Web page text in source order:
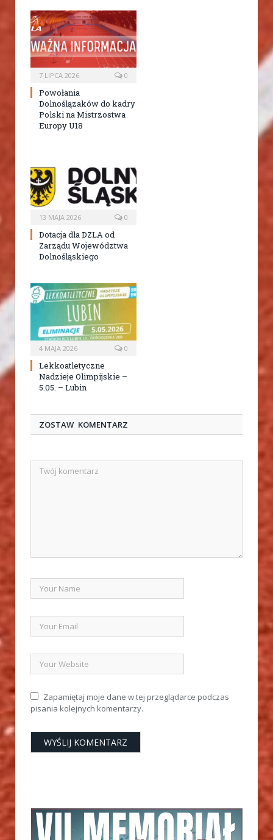
7 LIPCA 2026 0
Powołania
Dolnoślązaków do kadry
Polski na Mistrzostwa
Europy U18
13 MAJA 2026 0
Dotacja dla DZLA od
Zarządu Województwa
Dolnośląskiego
4 MAJA 2026 0
Lekkoatletyczne
Nadzieje Olimpijskie –
5.05. – Lubin
ZOSTAW KOMENTARZ
Zapamiętaj moje dane w tej przeglądarce podczas
pisania kolejnych komentarzy.